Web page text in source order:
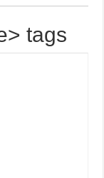
tags